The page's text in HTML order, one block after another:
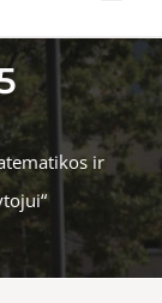
ir